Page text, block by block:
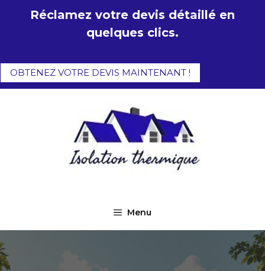
Réclamez votre devis détaillé en
quelques clics.
OBTENEZ VOTRE DEVIS MAINTENANT !
Menu